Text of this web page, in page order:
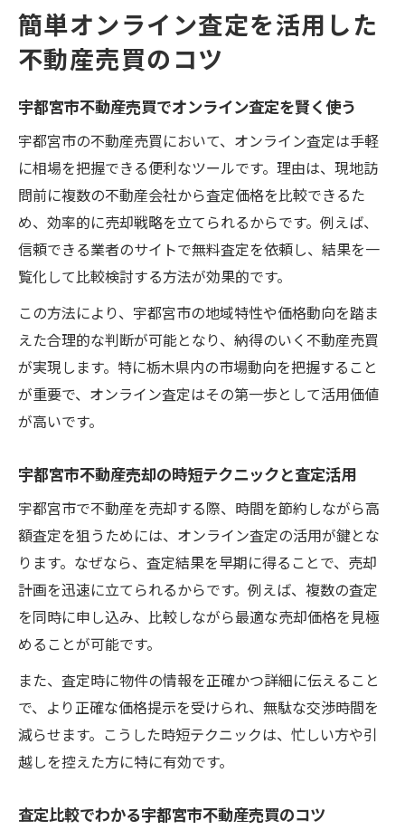
簡単オンライン査定を活用した
不動産売買のコツ
宇都宮市不動産売買でオンライン査定を賢く使う
宇都宮市の不動産売買において、オンライン査定は手軽
に相場を把握できる便利なツールです。理由は、現地訪
問前に複数の不動産会社から査定価格を比較できるた
め、効率的に売却戦略を立てられるからです。例えば、
信頼できる業者のサイトで無料査定を依頼し、結果を一
覧化して比較検討する方法が効果的です。
この方法により、宇都宮市の地域特性や価格動向を踏ま
えた合理的な判断が可能となり、納得のいく不動産売買
が実現します。特に栃木県内の市場動向を把握すること
が重要で、オンライン査定はその第一歩として活用価値
が高いです。
宇都宮市不動産売却の時短テクニックと査定活用
宇都宮市で不動産を売却する際、時間を節約しながら高
額査定を狙うためには、オンライン査定の活用が鍵とな
ります。なぜなら、査定結果を早期に得ることで、売却
計画を迅速に立てられるからです。例えば、複数の査定
を同時に申し込み、比較しながら最適な売却価格を見極
めることが可能です。
また、査定時に物件の情報を正確かつ詳細に伝えること
で、より正確な価格提示を受けられ、無駄な交渉時間を
減らせます。こうした時短テクニックは、忙しい方や引
越しを控えた方に特に有効です。
査定比較でわかる宇都宮市不動産売買のコツ